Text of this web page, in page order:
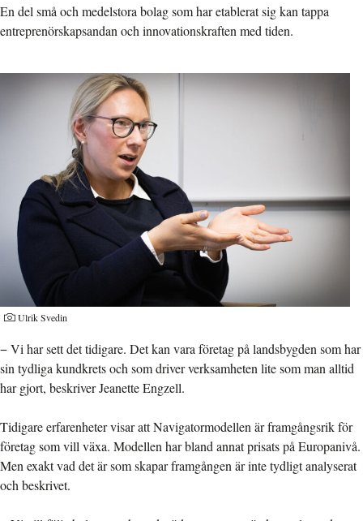
En del små och medelstora bolag som har etablerat sig kan tappa
entreprenörskapsandan och innovationskraften med tiden.
Ulrik Svedin
− Vi har sett det tidigare. Det kan vara företag på landsbygden som har
sin tydliga kundkrets och som driver verksamheten lite som man alltid
har gjort, beskriver Jeanette Engzell.
Tidigare erfarenheter visar att Navigatormodellen är framgångsrik för
företag som vill växa. Modellen har bland annat prisats på Europanivå.
Men exakt vad det är som skapar framgången är inte tydligt analyserat
och beskrivet.